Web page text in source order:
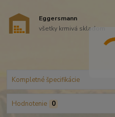
Eggersmann
všetky krmivá skladom
Kompletné špecifikácie
Hodnotenie 0